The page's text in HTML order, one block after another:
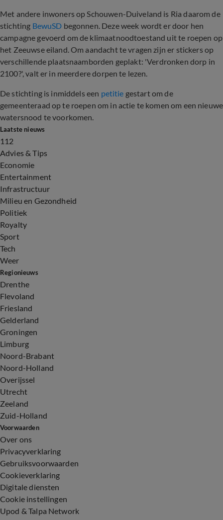
Met andere inwoners op Schouwen-Duiveland is Ria daarom de
stichting BewuSD begonnen. Deze week wordt er door hen
campagne gevoerd om de klimaatnoodtoestand uit te roepen op
het Zeeuwse eiland. Om aandacht te vragen zijn er stickers op
verschillende plaatsnaamborden geplakt: 'Verdronken dorp in
2100?', valt er in meerdere dorpen te lezen.
De stichting is inmiddels een petitie gestart om de
gemeenteraad op te roepen om in actie te komen om een nieuwe
watersnood te voorkomen.
Laatste nieuws
112
Advies & Tips
Economie
Entertainment
Infrastructuur
Milieu en Gezondheid
Politiek
Royalty
Sport
Tech
Weer
Regionieuws
Drenthe
Flevoland
Friesland
Gelderland
Groningen
Limburg
Noord-Brabant
Noord-Holland
Overijssel
Utrecht
Zeeland
Zuid-Holland
Voorwaarden
Over ons
Privacyverklaring
Gebruiksvoorwaarden
Cookieverklaring
Digitale diensten
Cookie instellingen
Upod & Talpa Network